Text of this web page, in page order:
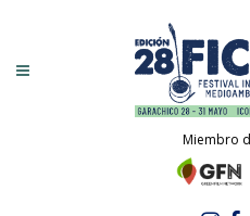
Miembro